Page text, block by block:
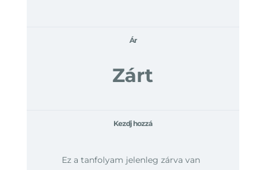
Ár
Zárt
Kezdj hozzá
Ez a tanfolyam jelenleg zárva van